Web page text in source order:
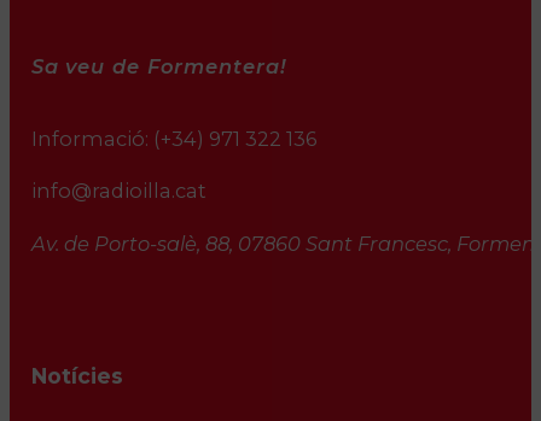
Sa veu de Formentera!
Informació: (+34) 971 322 136
info@radioilla.cat
Av. de Porto-salè, 88, 07860 Sant Francesc,
Notícies